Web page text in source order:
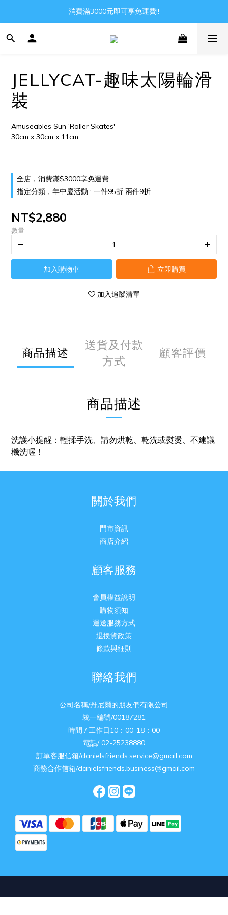
Gather all the joys in the world
消費滿3000元即可享免運費!!
Gather all the joys in the world
JELLYCAT-趣味太陽輪滑
裝
Amuseables Sun 'Roller Skates'
30cm x 30cm x 11cm
全店，消費滿$3000享免運費
指定分類，年中慶活動 : 一件95折 兩件9折
NT$2,880
數量
加入購物車 立即購買
加入追蹤清單
商品描述
送貨及付款
方式
顧客評價
商品描述
洗護小提醒：輕揉手洗、請勿烘乾、乾洗或熨燙、不建議
機洗喔！
關於我們
門市資訊
商店介紹
顧客服務
會員權益說明
購物須知
運送服務方式
退換貨政策
條款與細則
聯絡我們
公司名稱/丹尼爾的朋友們有限公司
統一編號/00187281
時間 / 工作日10：00-18：00
電話/ 02-25238880
訂單客服信箱/danielsfriends.service@gmail.com
商務合作信箱/danielsfriends.business@gmail.com